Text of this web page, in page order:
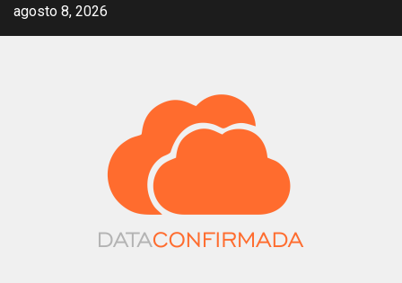
Saltar
agosto 8, 2026